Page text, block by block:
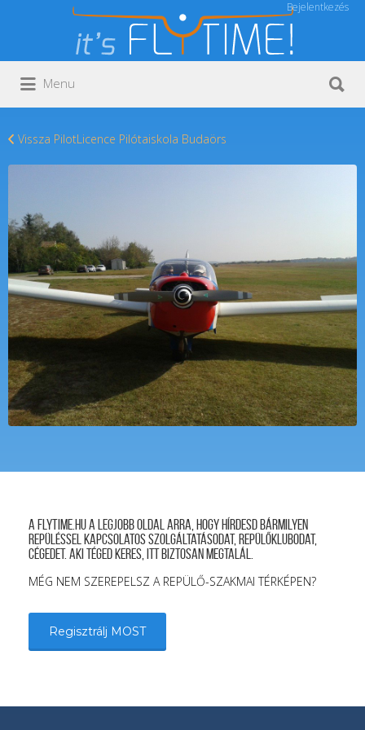
Bejelentkezés
Keresés:
Menu
Vissza PilotLicence Pilótaiskola Budaörs
A FLYTIME.HU a legjobb oldal arra, hogy hírdesd bármilyen
repüléssel kapcsolatos szolgáltatásodat, repülőklubodat,
cégedet. Aki téged keres, itt biztosan megtalál.
MÉG NEM SZEREPELSZ A REPÜLŐ-SZAKMAI TÉRKÉPEN?
Regisztrálj MOST